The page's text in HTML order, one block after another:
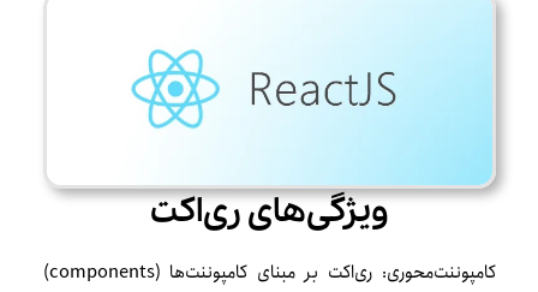
ویژگی‌های ری‌اکت
کامپوننت‌محوری: ری‌اکت بر مبنای کامپوننت‌ها (components)